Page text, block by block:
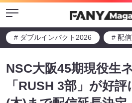
Menu
# ダブルインパクト2026 # 配
NSC大阪45期現役生
「RUSH 3部」が好